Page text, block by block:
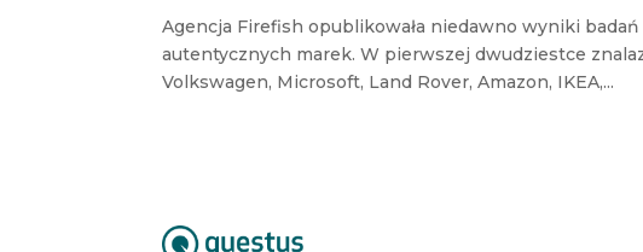
Agencja Firefish opublikowała niedawno wyniki
autentycznych marek. W pierwszej dwudziestce
Volkswagen, Microsoft, Land Rover, Amazon, IKEA,...